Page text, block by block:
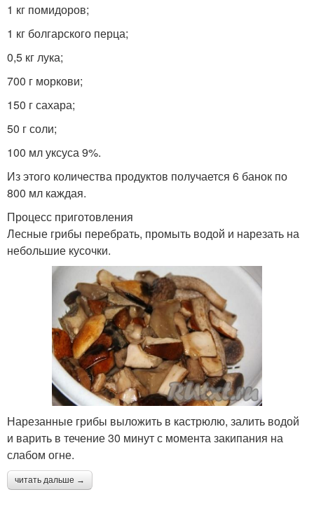
1 кг помидоров;
1 кг болгарского перца;
0,5 кг лука;
700 г моркови;
150 г сахара;
50 г соли;
100 мл уксуса 9%.
Из этого количества продуктов получается 6 банок по
800 мл каждая.
Процесс приготовления
Лесные грибы перебрать, промыть водой и нарезать на
небольшие кусочки.
Нарезанные грибы выложить в кастрюлю, залить водой
и варить в течение 30 минут с момента закипания на
слабом огне.
читать дальше →